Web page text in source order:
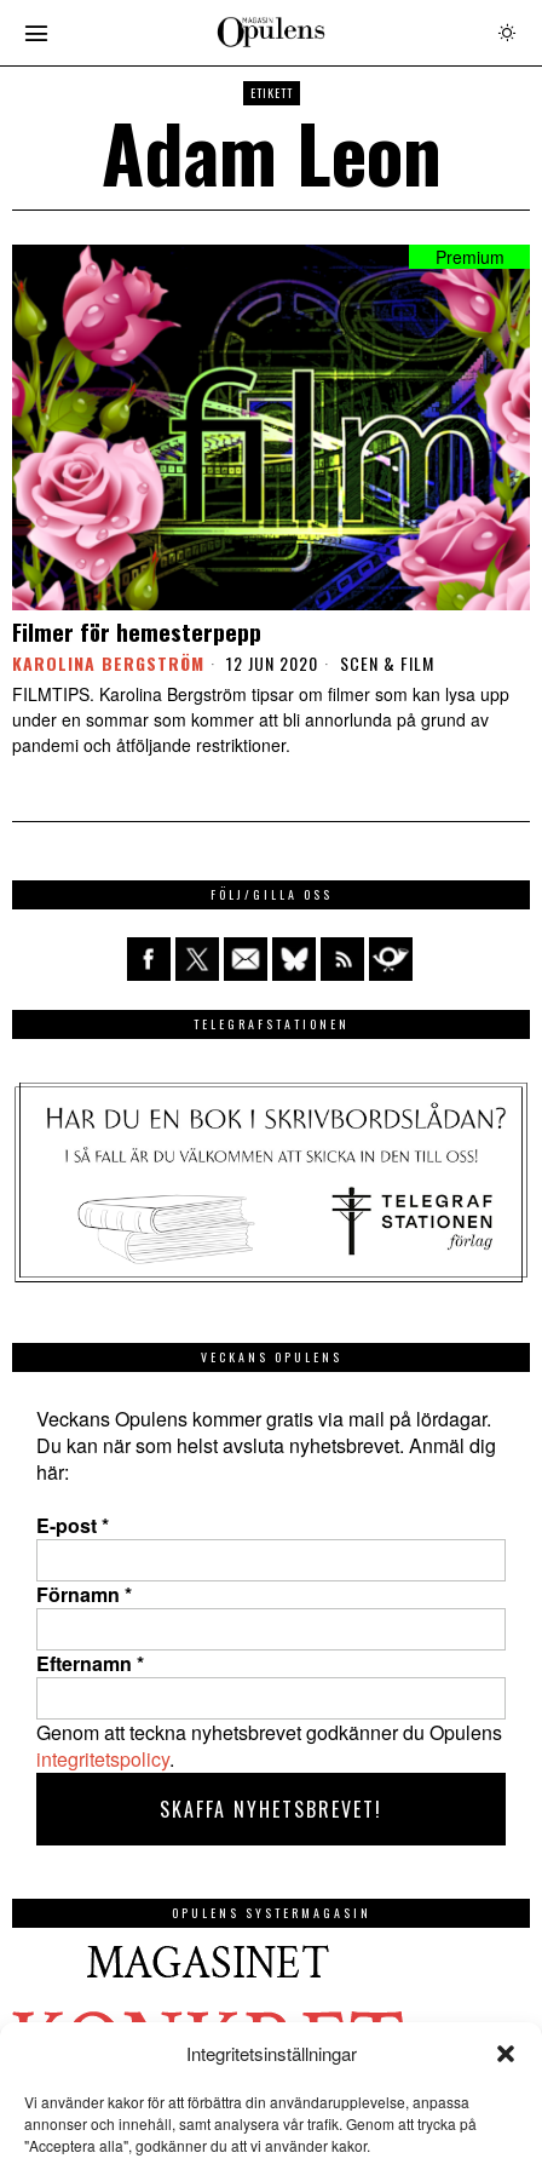
Integritetsinställningar
Vi använder kakor för att förbättra din användarupplevelse, anpassa
annonser och innehåll, samt analysera vår trafik. Genom att trycka på
"Acceptera alla", godkänner du att vi använder kakor.
ETIKETT
Adam Leon
Filmer för hemesterpepp
KAROLINA BERGSTRÖM 12 JUN 2020 SCEN & FILM
FILMTIPS. Karolina Bergström tipsar om filmer som kan lysa upp
under en sommar som kommer att bli annorlunda på grund av
pandemi och åtföljande restriktioner.
FÖLJ/GILLA OSS
TELEGRAFSTATIONEN
VECKANS OPULENS
Veckans Opulens kommer gratis via mail på lördagar.
Du kan när som helst avsluta nyhetsbrevet. Anmäl dig
här:
E-post*
Förnamn *
Efternamn *
Genom att teckna nyhetsbrevet godkänner du Opulens
integritetspolicy.
OPULENS SYSTERMAGASIN